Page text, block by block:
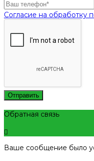
Согласие на обработку
Отправить
Обратная связь
Ваше сообщение было